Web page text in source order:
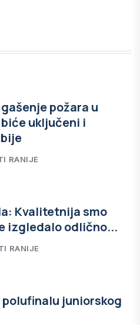
požara u
uključeni i
RANIJE
Kvalitetnija smo
izgledalo odlično...
RANIJE
juniorskog